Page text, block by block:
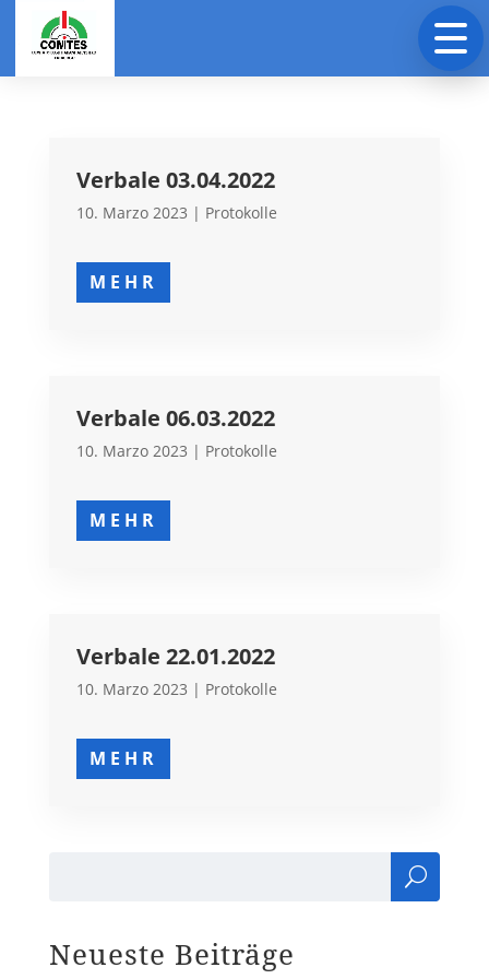
Verbale 03.04.2022
10. Marzo 2023 | Protokolle
MEHR
Verbale 06.03.2022
10. Marzo 2023 | Protokolle
MEHR
Verbale 22.01.2022
10. Marzo 2023 | Protokolle
MEHR
Cer
ca
Neueste Beiträge